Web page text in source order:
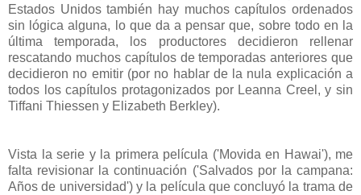
Estados Unidos también hay muchos capítulos ordenados
sin lógica alguna, lo que da a pensar que, sobre todo en la
última temporada, los productores decidieron rellenar
rescatando muchos capítulos de temporadas anteriores que
decidieron no emitir (por no hablar de la nula explicación a
todos los capítulos protagonizados por Leanna Creel, y sin
Tiffani Thiessen y Elizabeth Berkley).
Vista la serie y la primera película ('Movida en Hawai'), me
falta revisionar la continuación ('Salvados por la campana:
Años de universidad') y la película que concluyó la trama de